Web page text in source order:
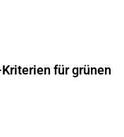
für grünen